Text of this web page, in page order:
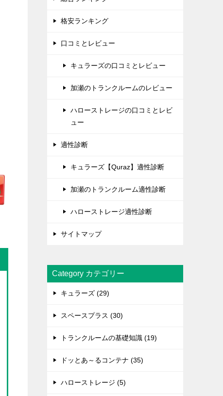
格安ランキング
口コミとレビュー
キュラーズの口コミとレビュー
加瀬のトランクルームのレビュー
ハローストレージの口コミとレビ
ュー
適性診断
キュラーズ【Quraz】適性診断
加瀬のトランクルーム適性診断
ハローストレージ適性診断
サイトマップ
Category カテゴリー
キュラーズ (29)
スペースプラス (30)
トランクルームの基礎知識 (19)
ドッとあ～るコンテナ (35)
ハローストレージ (5)